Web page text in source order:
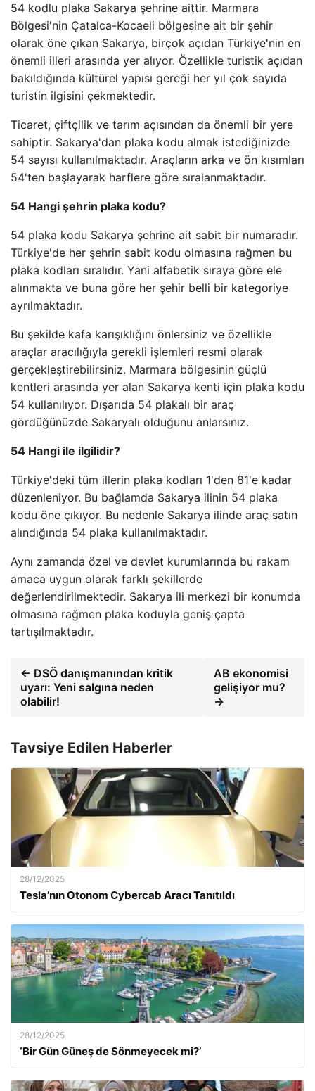
54 kodlu plaka Sakarya şehrine aittir. Marmara
Bölgesi'nin Çatalca-Kocaeli bölgesine ait bir şehir
olarak öne çıkan Sakarya, birçok açıdan Türkiye'nin en
önemli illeri arasında yer alıyor. Özellikle turistik açıdan
bakıldığında kültürel yapısı gereği her yıl çok sayıda
turistin ilgisini çekmektedir.
Ticaret, çiftçilik ve tarım açısından da önemli bir yere
sahiptir. Sakarya'dan plaka kodu almak istediğinizde
54 sayısı kullanılmaktadır. Araçların arka ve ön kısımları
54'ten başlayarak harflere göre sıralanmaktadır.
54 Hangi şehrin plaka kodu?
54 plaka kodu Sakarya şehrine ait sabit bir numaradır.
Türkiye'de her şehrin sabit kodu olmasına rağmen bu
plaka kodları sıralıdır. Yani alfabetik sıraya göre ele
alınmakta ve buna göre her şehir belli bir kategoriye
ayrılmaktadır.
Bu şekilde kafa karışıklığını önlersiniz ve özellikle
araçlar aracılığıyla gerekli işlemleri resmi olarak
gerçekleştirebilirsiniz. Marmara bölgesinin güçlü
kentleri arasında yer alan Sakarya kenti için plaka kodu
54 kullanılıyor. Dışarıda 54 plakalı bir araç
gördüğünüzde Sakaryalı olduğunu anlarsınız.
54 Hangi ile ilgilidir?
Türkiye'deki tüm illerin plaka kodları 1'den 81'e kadar
düzenleniyor. Bu bağlamda Sakarya ilinin 54 plaka
kodu öne çıkıyor. Bu nedenle Sakarya ilinde araç satın
alındığında 54 plaka kullanılmaktadır.
Aynı zamanda özel ve devlet kurumlarında bu rakam
amaca uygun olarak farklı şekillerde
değerlendirilmektedir. Sakarya ili merkezi bir konumda
olmasına rağmen plaka koduyla geniş çapta
tartışılmaktadır.
← DSÖ danışmanından kritik
uyarı: Yeni salgına neden
olabilir!
AB ekonomisi
gelişiyor mu?
→
Tavsiye Edilen Haberler
28/12/2025
Tesla’nın Otonom Cybercab Aracı Tanıtıldı
28/12/2025
‘Bir Gün Güneş de Sönmeyecek mi?’